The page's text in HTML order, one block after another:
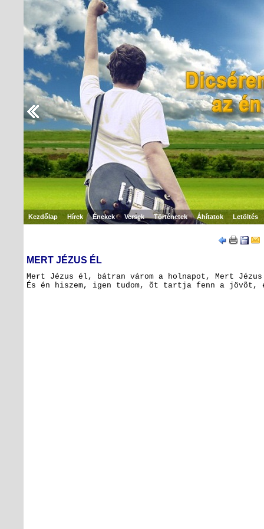
Kezdőlap Hírek Énekek Versek Történetek Áhítatok Letöltés
MERT JÉZUS ÉL
Mert Jézus él, bátran várom a holnapot,
Mert
És én hiszem, igen tudom, õt tartja fenn a jövõt,